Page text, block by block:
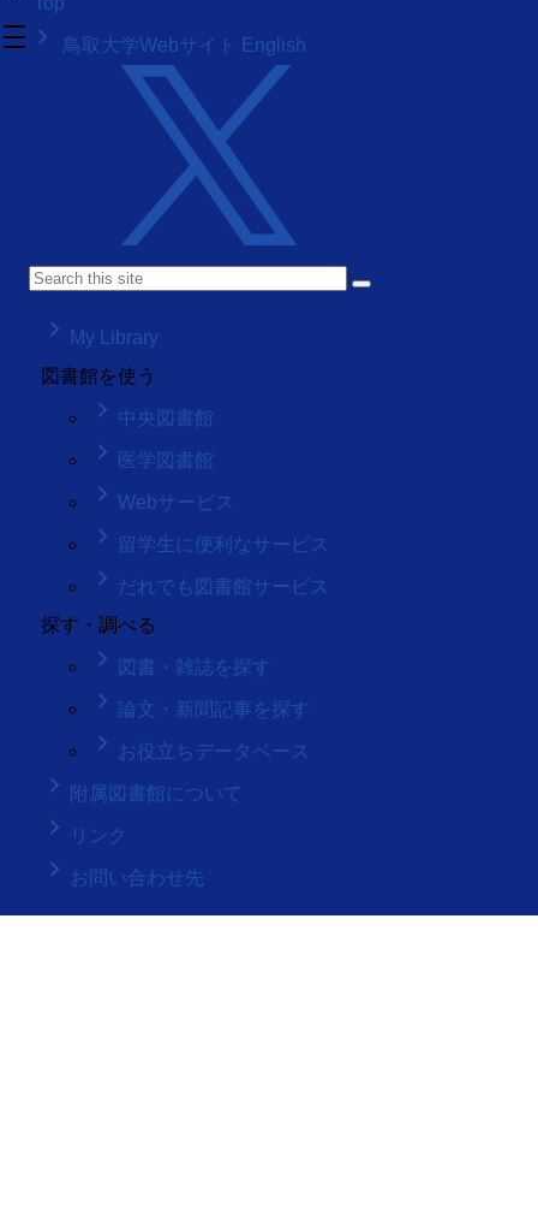
density_medium keyboard_arrow_right 鳥取大学Webサイト English
keyboard_arrow_right
My Library
図書館を使う
keyboard_arrow_right 中央図書館
keyboard_arrow_right 医学図書館
keyboard_arrow_right Webサービス
keyboard_arrow_right 留学生に便利なサービス
keyboard_arrow_right だれでも図書館サービス
探す・調べる
keyboard_arrow_right 図書・雑誌を探す
keyboard_arrow_right 論文・新聞記事を探す
keyboard_arrow_right お役立ちデータベース
keyboard_arrow_right 附属図書館について
keyboard_arrow_right リンク
keyboard_arrow_right お問い合わせ先